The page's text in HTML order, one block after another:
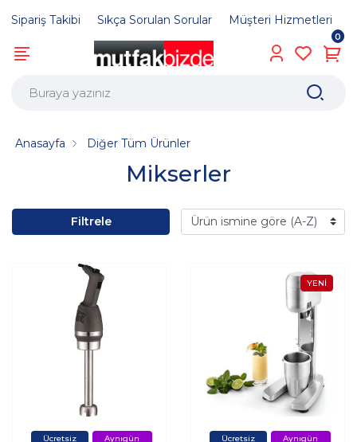
Sipariş Takibi Sıkça Sorulan Sorular Müşteri Hizmetleri
0
Mikserler
Anasayfa Diğer Tüm Ürünler
Filtrele